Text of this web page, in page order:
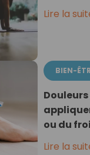
Lire la
BIEN-
ou du
Lire la